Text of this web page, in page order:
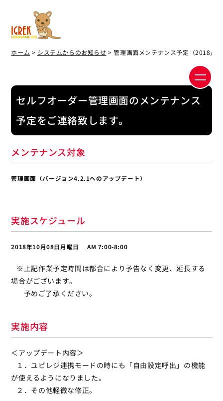
ホーム > システムからのお知らせ > 管理画面メンテナンス予定（2018/
セルフオーダー管理画面のメンテナンス
予定をご連絡致します。
メンテナンス対象
管理画面（バージョン4.2.1へのアップデート）
実施スケジュール
2018年10月08日月曜日 AM 7:00-8:00
※上記作業予定時間は都合により予告なく変更、延長する
場合がございます。
予めご了承ください。
実施内容
＜アップデート内容＞
１．ユビレジ連携モードの時にも「自由設定呼出」の機能
が使えるようになりました。
２．その他軽微な修正。